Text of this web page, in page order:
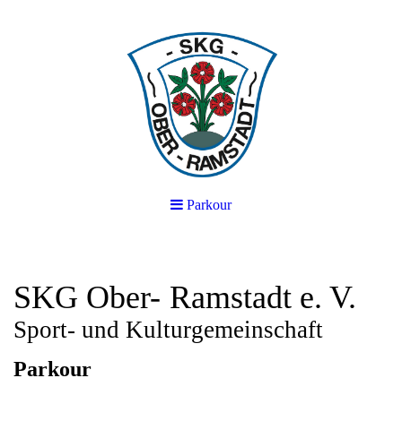
Parkour
SKG Ober- Ramstadt e. V.
Sport- und Kulturgemeinschaft
Parkour